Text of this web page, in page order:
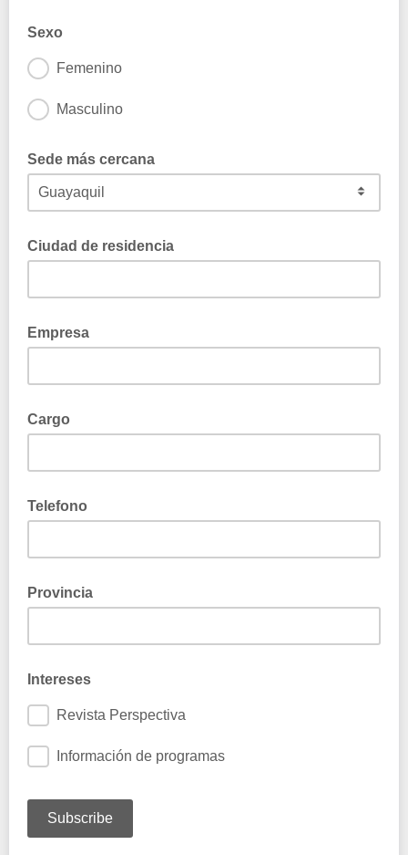
Sexo
Femenino
Masculino
Sede más cercana
Ciudad de residencia
Empresa
Cargo
Telefono
Provincia
Intereses
Revista Perspectiva
Información de programas